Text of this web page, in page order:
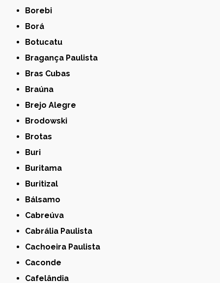
Borebi
Borá
Botucatu
Bragança Paulista
Bras Cubas
Braúna
Brejo Alegre
Brodowski
Brotas
Buri
Buritama
Buritizal
Bálsamo
Cabreúva
Cabrália Paulista
Cachoeira Paulista
Caconde
Cafelândia